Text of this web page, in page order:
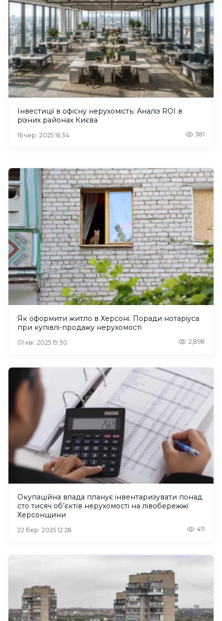
Інвестиції в офісну нерухомість: Аналіз ROI в
різних районах Києва
16 чер. 2025 16:34 381
Як оформити житло в Херсоні. Поради нотаріуса
при купівлі-продажу нерухомості
01 кві. 2025 19:30 2,898
Окупаційна влада планує інвентаризувати понад
сто тисяч об’єктів нерухомості на лівобережжі
Херсонщини
22 бер. 2025 12:28 411